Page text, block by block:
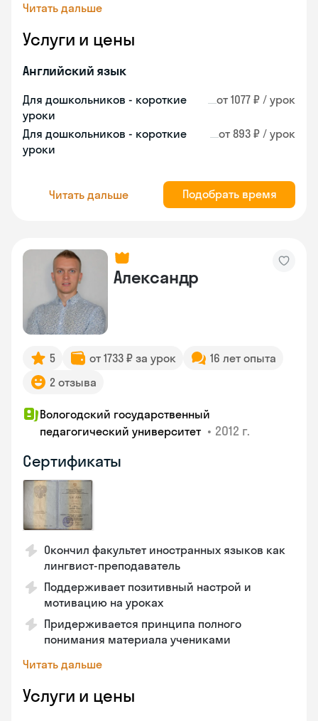
Читать дальше
Услуги и цены
Английский язык
Для дошкольников - короткие
уроки
от 1077 ₽ / урок
Для дошкольников - короткие
уроки
от 893 ₽ / урок
Читать дальше Подобрать время
Александр
5 от 1733 ₽ за урок
16 лет опыта
2 отзыва
Вологодский государственный
педагогический университет • 2012 г.
Сертификаты
Окончил факультет иностранных языков как
лингвист-преподаватель
Поддерживает позитивный настрой и
мотивацию на уроках
Придерживается принципа полного
понимания материала учениками
Читать дальше
Услуги и цены